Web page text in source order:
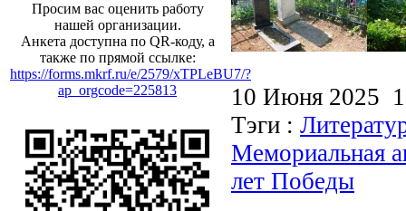
Просим вас оценить работу
нашей организации.
Анкета доступна по QR-коду, а
также по прямой ссылке:
https://forms.mkrf.ru/e/2579/xTPLeBU7/?
ap_orgcode=225813
10 Июня 2025
Тэги :
Мемориальная
лет Победы